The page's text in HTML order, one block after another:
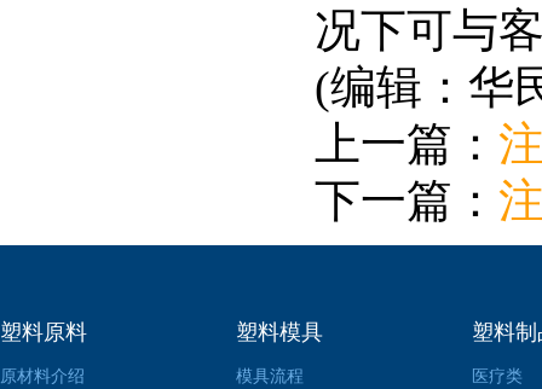
况下可与
(编辑：华
上一篇：
下一篇：
塑料原料
原材料介绍
塑料模具
模具流程
塑料制
医疗类